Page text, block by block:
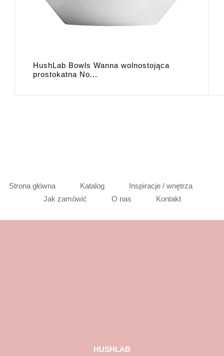
HushLab Bowls Wanna wolnostojąca
prostokatna No...
Strona główna Katalog
Inspiracje / wnętrza
Jak zamówić
O nas Kontakt
HUSHLAB